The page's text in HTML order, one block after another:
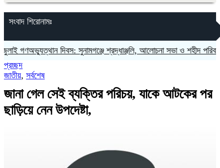
সংবাদ শিরোনামঃ
দিবস: সুনামগঞ্জে শ্রদ্ধাঞ্জলি, আলোচনা সভা ও শহীদ পরিবারকে
প্রচ্ছদ
জাতীয়, সর্বশেষ
জানা গেল সেই ব্যক্তির পরিচয়, যাকে আটকের পর
ছাড়িয়ে নেন উপদেষ্টা,